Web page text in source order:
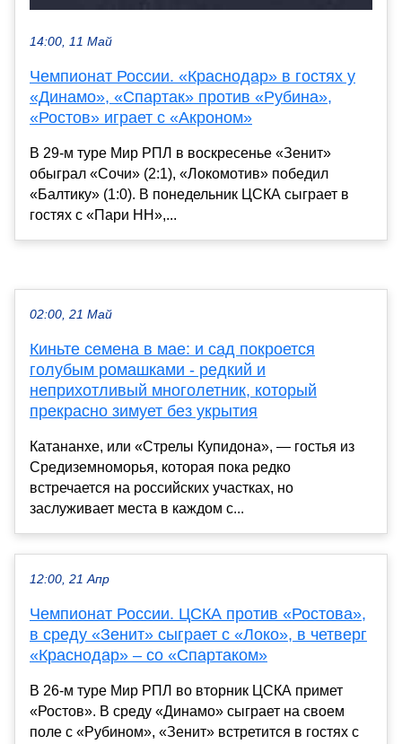
14:00, 11 Май
Чемпионат России. «Краснодар» в гостях у
«Динамо», «Спартак» против «Рубина»,
«Ростов» играет с «Акроном»
В 29-м туре Мир РПЛ в воскресенье «Зенит»
обыграл «Сочи» (2:1), «Локомотив» победил
«Балтику» (1:0). В понедельник ЦСКА сыграет в
гостях с «Пари НН»,...
02:00, 21 Май
Киньте семена в мае: и сад покроется
голубым ромашками - редкий и
неприхотливый многолетник, который
прекрасно зимует без укрытия
Катананхе, или «Стрелы Купидона», — гостья из
Средиземноморья, которая пока редко
встречается на российских участках, но
заслуживает места в каждом с...
12:00, 21 Апр
Чемпионат России. ЦСКА против «Ростова»,
в среду «Зенит» сыграет с «Локо», в четверг
«Краснодар» – со «Спартаком»
В 26-м туре Мир РПЛ во вторник ЦСКА примет
«Ростов». В среду «Динамо» сыграет на своем
поле с «Рубином», «Зенит» встретится в гостях с